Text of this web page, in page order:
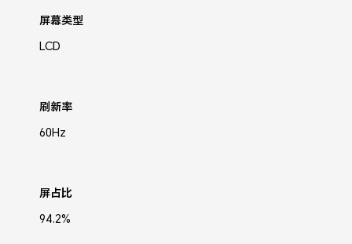
屏幕类型
LCD
刷新率
60Hz
屏占比
94.2%